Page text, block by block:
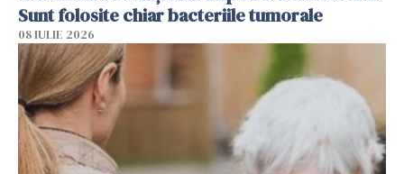
Sunt folosite chiar bacteriile tumorale
08 IULIE 2026